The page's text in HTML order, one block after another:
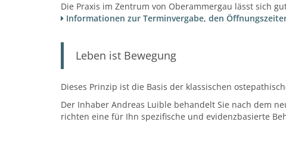
Die Praxis im Zentrum von Oberammergau lässt sich
Informationen zur Terminvergabe, den
Leben ist Bewegung
Dieses Prinzip ist die Basis der klassischen
Der Inhaber Andreas Luible behandelt Sie nach dem
richten eine für Ihn spezifische und evidenzbasierte